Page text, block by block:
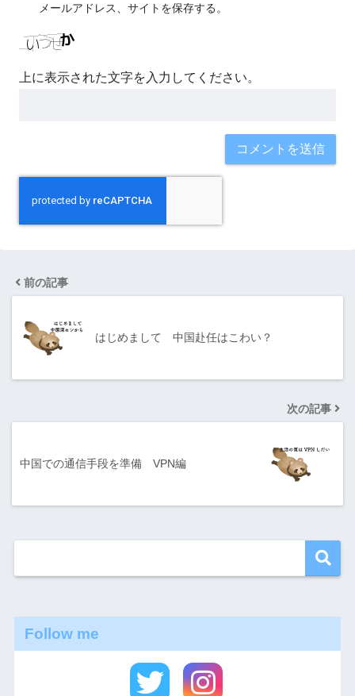
メールアドレス、サイトを保存する。
上に表示された文字を入力してください。
前の記事
はじめまして 中国赴任はこわい？
次の記事
中国での通信手段を準備 VPN編
Follow me